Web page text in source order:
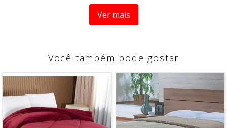
Não usar alvejante e cloro
Não secar na máquina ou secadora
Secar no varal à sombra
Passar à ferro
Não limpar a seco
Ver mais
Você também pode gostar